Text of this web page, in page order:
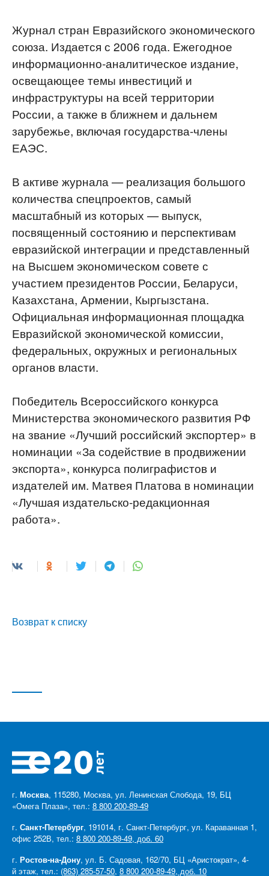
Журнал стран Евразийского экономического
союза. Издается с 2006 года. Ежегодное
информационно-аналитическое издание,
освещающее темы инвестиций и
инфраструктуры на всей территории
России, а также в ближнем и дальнем
зарубежье, включая государства-члены
ЕАЭС.
В активе журнала — реализация большого
количества спецпроектов, самый
масштабный из которых — выпуск,
посвященный состоянию и перспективам
евразийской интеграции и представленный
на Высшем экономическом совете с
участием президентов России, Беларуси,
Казахстана, Армении, Кыргызстана.
Официальная информационная площадка
Евразийской экономической комиссии,
федеральных, окружных и региональных
органов власти.
Победитель Всероссийского конкурса
Министерства экономического развития РФ
на звание «Лучший российский экспортер» в
номинации «За содействие в продвижении
экспорта», конкурса полиграфистов и
издателей им. Матвея Платова в номинации
«Лучшая издательско-редакционная
работа».
Возврат к списку
г. Москва, 115280, Москва, ул. Ленинская Слобода, 19, БЦ
«Омега Плаза», тел.: 8 800 200-89-49
г. Санкт-Петербург, 191014, г. Санкт-Петербург, ул. Караванная 1,
офис 252В, тел.: 8 800 200-89-49, доб. 60
г. Ростов-на-Дону, ул. Б. Садовая, 162/70, БЦ «Аристократ», 4-
й этаж, тел.: (863) 285-57-50, 8 800 200-89-49, доб. 10